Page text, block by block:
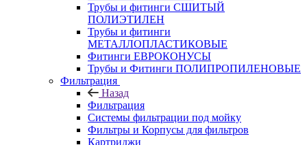
Трубы и фитинги СШИТЫЙ
ПОЛИЭТИЛЕН
Трубы и фитинги
МЕТАЛЛОПЛАСТИКОВЫЕ
Фитинги ЕВРОКОНУСЫ
Трубы и Фитинги ПОЛИПРОПИЛЕНОВЫЕ
Фильтрация
Назад
Фильтрация
Системы фильтрации под мойку
Фильтры и Корпусы для фильтров
Картриджи